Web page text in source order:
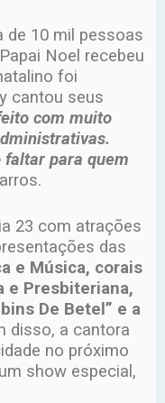
de 10 mil pessoas
Noel recebeu
foi
cantou seus
com muito
faltar para quem
23 com atrações
das
e Música, corais
e Presbiteriana,
De Betel” e a
disso, a cantora
no próximo
show especial,